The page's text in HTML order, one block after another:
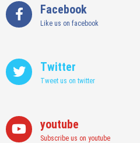
Facebook
Like us on facebook
Twitter
Tweet us on twitter
youtube
Subscribe us on youtube